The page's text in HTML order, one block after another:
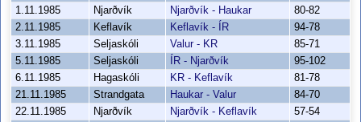
1.11.1985
Njarðvík Njarðvík - Haukar
80-82
2.11.1985
Keflavík Keflavík - ÍR
94-78
3.11.1985
Seljaskóli Valur - KR
85-71
5.11.1985
Seljaskóli ÍR - Njarðvík
95-102
6.11.1985
Hagaskóli KR - Keflavík
81-78
21.11.1985
Strandgata Haukar - Valur
84-70
22.11.1985
Njarðvík Njarðvík - Keflavík
57-54